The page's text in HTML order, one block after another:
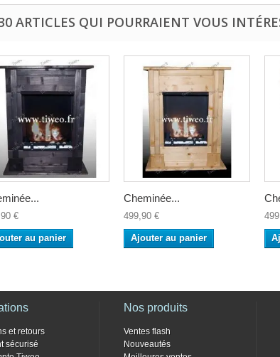
ARTICLES QUI POURRAIENT VOUS
€
au panier
Cheminée...
499,90 €
Ajouter au panier
et retours
sécurisé
Nos produits
Ventes flash
Nouveautés